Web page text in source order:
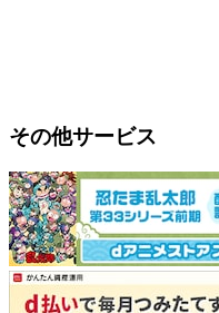
その他サービス